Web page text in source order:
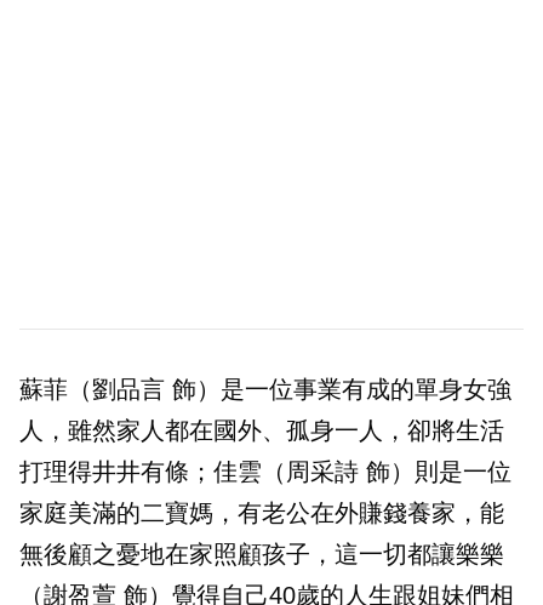
蘇菲（劉品言 飾）是一位事業有成的單身女強
人，雖然家人都在國外、孤身一人，卻將生活
打理得井井有條；佳雲（周采詩 飾）則是一位
家庭美滿的二寶媽，有老公在外賺錢養家，能
無後顧之憂地在家照顧孩子，這一切都讓樂樂
（謝盈萱 飾）覺得自己40歲的人生跟姐妹們相